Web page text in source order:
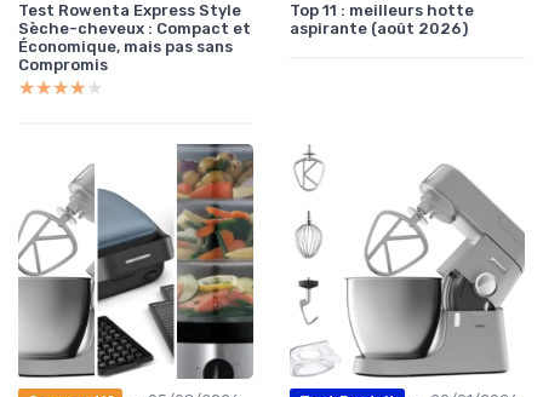
Test Rowenta Express Style
Sèche-cheveux : Compact et
Économique, mais pas sans
Compromis
★★★★★
★★★★★
Top 11 : meilleurs hotte
aspirante (août 2026)